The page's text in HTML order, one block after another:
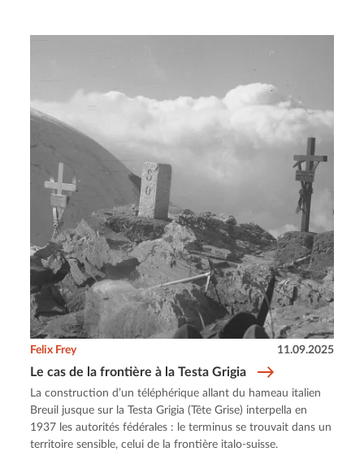
Le cas de la frontière à la Testa Grigia
Felix Frey 11.09.2025
La construction d’un téléphérique allant du hameau italien
Breuil jusque sur la Testa Grigia (Tête Grise) interpella en
1937 les autorités fédérales : le terminus se trouvait dans un
territoire sensible, celui de la frontière italo-suisse.